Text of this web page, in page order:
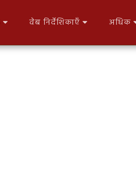
वेब निर्देशिकाएँ अधिक